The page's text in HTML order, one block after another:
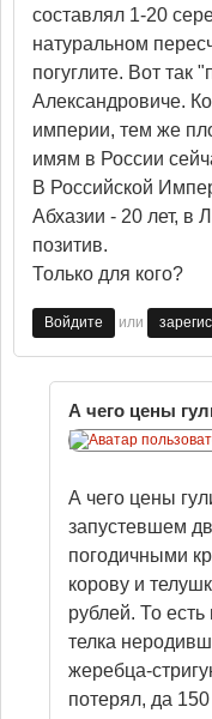
составлял 1-20
натуральном
погуглите. Вот так
Александровиче.
империи, тем же
имям в России
В Российской
Абхазии - 20 лет, в
позитив.
Только для кого?
Войдите или
А чего цены
А чего цены
запустевшем
погодичными
корову и
рублей. То
телка
жеребца-
потерял, да